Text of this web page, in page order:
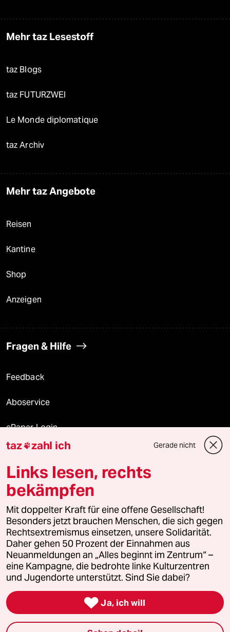
Mehr taz Lesestoff
taz Blogs
taz FUTURZWEI
Le Monde diplomatique
taz Archiv
Mehr taz Angebote
Reisen
Kantine
Shop
Anzeigen
Fragen & Hilfe
Feedback
Aboservice
ePaper Login
Downloads für Abonnierende
© 2026 taz Verlags und Vertriebs GmbH
Alle Rechte vorbehalten. Bei rechtlichen Fragen oder für Genehmigungen
wenden Sie sich bitte an lizenzen@taz.de
Feedback Redaktionsstatut Kommune-Richtlinien
Leitlinie Informant Datenschutz Impressum AGB
Seitenwende Einwilligungen widerrufen (Ads)
taz zahl ich Gerade nicht
Links lesen, rechts
bekämpfen
Mit doppelter Kraft für eine offene Gesellschaft!
Besonders jetzt brauchen Menschen, die sich gegen
Rechtsextremismus einsetzen, unsere Solidarität.
Daher gehen 50 Prozent der Einnahmen aus
Neuanmeldungen an „Alles beginnt im Zentrum“ –
eine Kampagne, die bedrohte linke Kulturzentren
und Jugendorte unterstützt. Sind Sie dabei?
 Ja, ich will